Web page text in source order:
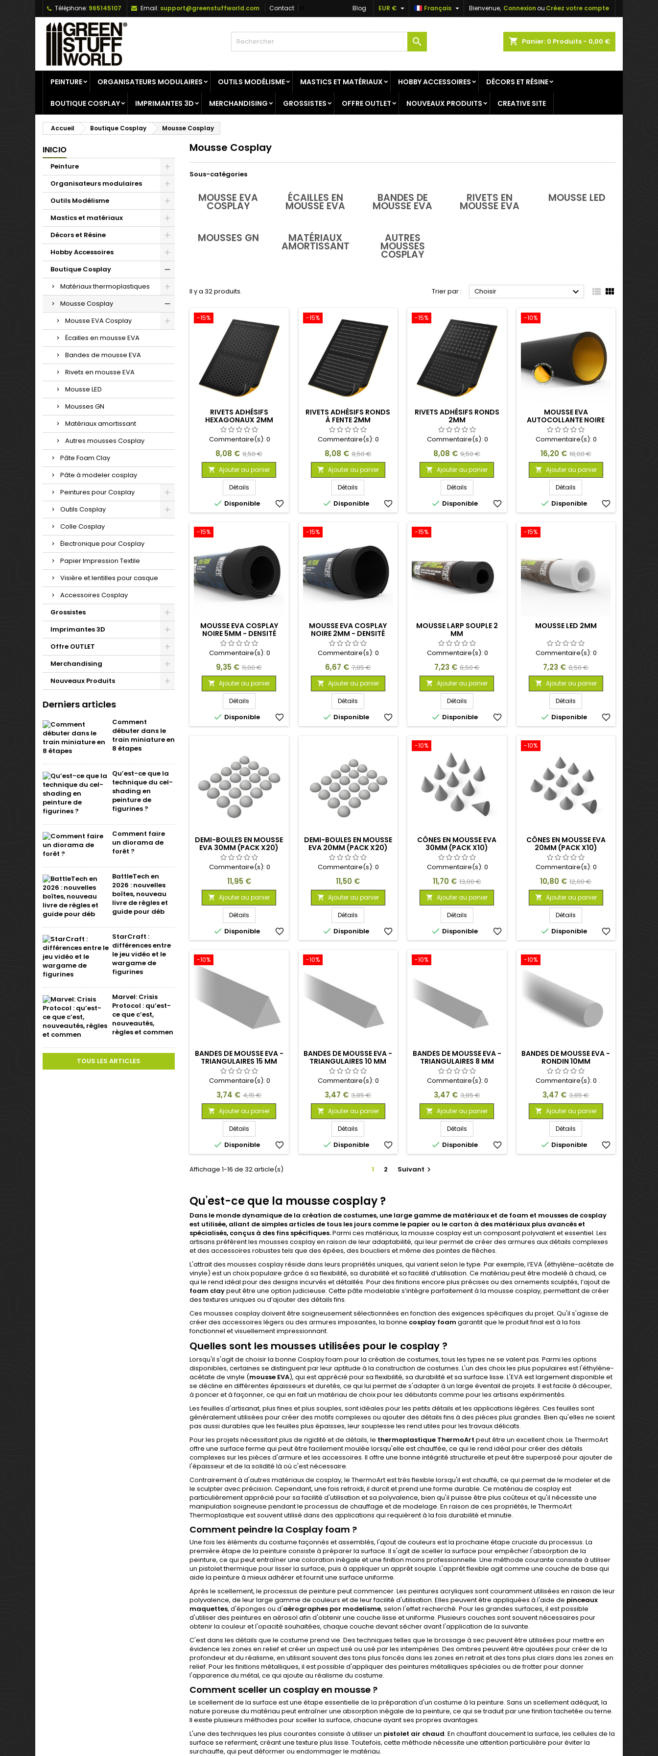
Téléphone: 965145107 Email: support@greenstuffworld.com Contact Bienvenue, Connexionou Créez votre compte
Français 
EUR € 
Blog
shopping_cart Panier: 0 Produits - 0,00 €

PEINTURE ORGANISATEURS MODULAIRES OUTILS MODÉLISME MASTICS ET MATÉRIAUX HOBBY ACCESSOIRES DÉCORS ET RÉSINE
BOUTIQUE COSPLAY IMPRIMANTES 3D MERCHANDISING GROSSISTES OFFRE OUTLET NOUVEAUX PRODUITS CREATIVE SITE
Accueil Boutique Cosplay Mousse Cosplay
INICIO
Peinture
Organisateurs modulaires
Outils Modélisme
Mastics et matériaux
Décors et Résine
Hobby Accessoires
Boutique Cosplay
Matériaux thermoplastiques
Mousse Cosplay
Mousse EVA Cosplay
Écailles en mousse EVA
Bandes de mousse EVA
Rivets en mousse EVA
Mousse LED
Mousses GN
Matériaux amortissant
Autres mousses Cosplay
Pâte Foam Clay
Pâte à modeler cosplay
Peintures pour Cosplay
Outils Cosplay
Colle Cosplay
Électronique pour Cosplay
Papier Impression Textile
Visière et lentilles pour casque
Accessoires Cosplay
Grossistes
Imprimantes 3D
Offre OUTLET
Merchandising
Nouveaux Produits
Derniers articles
Comment
débuter dans le
train miniature en
8 étapes
Qu’est-ce que la
technique du cel-
shading en
peinture de
figurines ?
Comment faire
un diorama de
forêt ?
BattleTech en
2026 : nouvelles
boîtes, nouveau
livre de règles et
guide pour déb
StarCraft :
différences entre
le jeu vidéo et le
wargame de
figurines
Marvel: Crisis
Protocol : qu’est-
ce que c’est,
nouveautés,
règles et commen
TOUS LES ARTICLES
Mousse Cosplay
Sous-catégories
MOUSSE EVA
COSPLAY
ÉCAILLES EN
MOUSSE EVA
BANDES DE
MOUSSE EVA
RIVETS EN
MOUSSE EVA
MOUSSE LED
MOUSSES GN MATÉRIAUX
AMORTISSANT
AUTRES
MOUSSES
COSPLAY
Il y a 32 produits. Trier par : Choisir   
-15%
RIVETS ADHÉSIFS
HEXAGONAUX 2MM
Commentaire(s): 0
Prix
8,08 € Prix
de
base
9,50 €
 Ajouter au panier
Détails
 Disponible favorite_border
-15%
RIVETS ADHÉSIFS RONDS
À FENTE 2MM
Commentaire(s):0
Prix
8,08 € Prix
de
base
9,50 €
 Ajouter au panier
Détails
 Disponible favorite_border
-15%
RIVETS ADHÉSIFS RONDS
2MM
Commentaire(s): 0
Prix
8,08 € Prix
de
base
9,50 €
 Ajouter au panier
Détails
 Disponible favorite_border
-10%
MOUSSE EVA
AUTOCOLLANTE NOIRE
2MM
Commentaire(s):0
Prix
16,20 € Prix
de
base
18,00 €
 Ajouter au panier
Détails
 Disponible favorite_border
-15%
MOUSSE EVA COSPLAY
NOIRE 5MM - DENSITÉ
MOYENNE
Commentaire(s): 0
Prix
9,35 € Prix
de
base
11,00 €
 Ajouter au panier
Détails
 Disponible favorite_border
-15%
MOUSSE EVA COSPLAY
NOIRE 2MM - DENSITÉ
MOYENNE
Commentaire(s):0
Prix
6,67 € Prix
de
base
7,85 €
 Ajouter au panier
Détails
 Disponible favorite_border
-15%
MOUSSE LARP SOUPLE 2
MM
Commentaire(s): 0
Prix
7,23 € Prix
de
base
8,50 €
 Ajouter au panier
Détails
 Disponible favorite_border
-15%
MOUSSE LED 2MM
Commentaire(s):0
Prix
7,23 € Prix
de
base
8,50 €
 Ajouter au panier
Détails
 Disponible favorite_border
DEMI-BOULES EN MOUSSE
EVA 30MM (PACK X20)
Commentaire(s): 0
Prix
11,95 €
 Ajouter au panier
Détails
 Disponible favorite_border
DEMI-BOULES EN MOUSSE
EVA 20MM (PACK X20)
Commentaire(s):0
Prix
11,50 €
 Ajouter au panier
Détails
 Disponible favorite_border
-10%
CÔNES EN MOUSSE EVA
30MM (PACK X10)
Commentaire(s): 0
Prix
11,70 € Prix
de
base
13,00 €
 Ajouter au panier
Détails
 Disponible favorite_border
-10%
CÔNES EN MOUSSE EVA
20MM (PACK X10)
Commentaire(s):0
Prix
10,80 € Prix
de
base
12,00 €
 Ajouter au panier
Détails
 Disponible favorite_border
-10%
BANDES DE MOUSSE EVA -
TRIANGULAIRES 15 MM
Commentaire(s): 0
Prix
3,74 € Prix
de
base
4,15 €
 Ajouter au panier
Détails
 Disponible favorite_border
-10%
BANDES DE MOUSSE EVA -
TRIANGULAIRES 10 MM
Commentaire(s):0
Prix
3,47 € Prix
de
base
3,85 €
 Ajouter au panier
Détails
 Disponible favorite_border
-10%
BANDES DE MOUSSE EVA -
TRIANGULAIRES 8 MM
Commentaire(s): 0
Prix
3,47 € Prix
de
base
3,85 €
 Ajouter au panier
Détails
 Disponible favorite_border
-10%
BANDES DE MOUSSE EVA -
RONDIN 10MM
Commentaire(s):0
Prix
3,47 € Prix
de
base
3,85 €
 Ajouter au panier
Détails
 Disponible favorite_border
Affichage 1-16 de 32 article(s) 1 2 Suivant 
Qu'est-ce que la mousse cosplay ?
Dans le monde dynamique de la création de costumes, une large gamme de matériaux et de foam et mousses de cosplay
est utilisée, allant de simples articles de tous les jours comme le papier ou le carton à des matériaux plus avancés et
spécialisés, conçus à des fins spécifiques.Parmi ces matériaux, la mousse cosplay est un composant polyvalent et essentiel. Les
artisans préfèrent les mousses cosplay en raison de leur adaptabilité, qui leur permet de créer des armures aux détails complexes
et des accessoires robustes tels que des épées, des boucliers et même des pointes de flèches.
L'attrait des mousses cosplay réside dans leurs propriétés uniques, qui varient selon le type. Par exemple, l’EVA (éthylène-acétate de
vinyle) est un choix populaire grâce à sa flexibilité, sa durabilité et sa facilité d’utilisation. Ce matériau peut être modelé à chaud, ce
qui le rend idéal pour des designs incurvés et détaillés. Pour des finitions encore plus précises ou des ornements sculptés, l’ajout de
foam claypeut être une option judicieuse. Cette pâte modelable s’intègre parfaitement à la mousse cosplay, permettant de créer
des textures uniques ou d’ajouter des détails fins.
Ces mousses cosplay doivent être soigneusement sélectionnées en fonction des exigences spécifiques du projet. Qu'il s'agisse de
créer des accessoires légers ou des armures imposantes, la bonne cosplay foam garantit que le produit final est à la fois
fonctionnel et visuellement impressionnant.
Quelles sont les mousses utilisées pour le cosplay ?
Lorsqu'il s'agit de choisir la bonne Cosplay foam pour la création de costumes, tous les types ne se valent pas. Parmi les options
disponibles, certaines se distinguent par leur aptitude à la construction de costumes. L'un des choix les plus populaires est l'éthylène-
acétate de vinyle (mousse EVA), qui est apprécié pour sa flexibilité, sa durabilité et sa surface lisse. L'EVA est largement disponible et
se décline en différentes épaisseurs et duretés, ce qui lui permet de s'adapter à un large éventail de projets. Il est facile à découper,
à poncer et à façonner, ce qui en fait un matériau de choix pour les débutants comme pour les artisans expérimentés.
Les feuilles d'artisanat, plus fines et plus souples, sont idéales pour les petits détails et les applications légères. Ces feuilles sont
généralement utilisées pour créer des motifs complexes ou ajouter des détails fins à des pièces plus grandes. Bien qu'elles ne soient
pas aussi durables que les feuilles plus épaisses, leur souplesse les rend utiles pour les travaux délicats.
Pour les projets nécessitant plus de rigidité et de détails, le thermoplastique ThermoArt peut être un excellent choix. Le ThermoArt
offre une surface ferme qui peut être facilement moulée lorsqu'elle est chauffée, ce qui le rend idéal pour créer des détails
complexes sur les pièces d'armure et les accessoires. Il offre une bonne intégrité structurelle et peut être superposé pour ajouter de
l'épaisseur et de la solidité là où c'est nécessaire.
Contrairement à d'autres matériaux de cosplay, le ThermoArt est très flexible lorsqu'il est chauffé, ce qui permet de le modeler et de
le sculpter avec précision. Cependant, une fois refroidi, il durcit et prend une forme durable. Ce matériau de cosplay est
particulièrement apprécié pour sa facilité d'utilisation et sa polyvalence, bien qu'il puisse être plus coûteux et qu'il nécessite une
manipulation soigneuse pendant le processus de chauffage et de modelage. En raison de ces propriétés, le ThermoArt
Thermoplastique est souvent utilisé dans des applications qui requièrent à la fois durabilité et minutie.
Comment peindre la Cosplay foam ?
Une fois les éléments du costume façonnés et assemblés, l'ajout de couleurs est la prochaine étape cruciale du processus. La
première étape de la peinture consiste à préparer la surface. Il s'agit de sceller la surface pour empêcher l'absorption de la
peinture, ce qui peut entraîner une coloration inégale et une finition moins professionnelle. Une méthode courante consiste à utiliser
un pistolet thermique pour lisser la surface, puis à appliquer un apprêt souple. L'apprêt flexible agit comme une couche de base qui
aide la peinture à mieux adhérer et fournit une surface uniforme.
Après le scellement, le processus de peinture peut commencer. Les peintures acryliques sont couramment utilisées en raison de leur
polyvalence, de leur large gamme de couleurs et de leur facilité d'utilisation. Elles peuvent être appliquées à l'aide de pinceaux
maquettes, d'éponges ou d'aérographes por modelisme, selon l'effet recherché. Pour les grandes surfaces, il est possible
d'utiliser des peintures en aérosol afin d'obtenir une couche lisse et uniforme. Plusieurs couches sont souvent nécessaires pour
obtenir la couleur et l'opacité souhaitées, chaque couche devant sécher avant l'application de la suivante.
C'est dans les détails que le costume prend vie. Des techniques telles que le brossage à sec peuvent être utilisées pour mettre en
évidence les zones en relief et créer un aspect usé ou usé par les intempéries. Des ombres peuvent être ajoutées pour créer de la
profondeur et du réalisme, en utilisant souvent des tons plus foncés dans les zones en retrait et des tons plus clairs dans les zones en
relief. Pour les finitions métalliques, il est possible d'appliquer des peintures métalliques spéciales ou de frotter pour donner
l'apparence du métal, ce qui ajoute au réalisme du costume.
Comment sceller un cosplay en mousse ?
Le scellement de la surface est une étape essentielle de la préparation d'un costume à la peinture. Sans un scellement adéquat, la
nature poreuse du matériau peut entraîner une absorption inégale de la peinture, ce qui se traduit par une finition tachetée ou terne.
Il existe plusieurs méthodes pour sceller la surface, chacune ayant ses propres avantages.
L'une des techniques les plus courantes consiste à utiliser un pistolet air chaud. En chauffant doucement la surface, les cellules de la
surface se referment, créant une texture plus lisse. Toutefois, cette méthode nécessite une attention particulière pour éviter la
surchauffe, qui peut déformer ou endommager le matériau.
Ajouter à ma liste d'envies
Créer une nouvelle liste
((modalTitle))
((confirmMessage))
((cancelText)) ((modalDeleteText))
Créer une liste d'envies
Annuler Créer une liste d'envies
Connexion
Vous devez être connecté pour ajouter des produits à votre liste